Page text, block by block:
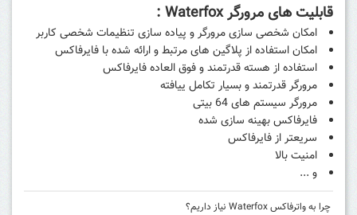
قابلیت های مرورگرWaterfox
:
امکان شخصی سازی مرورگر و پیاده سازی تنظیمات شخصی کاربر
امکان استفاده از پلاگین های مرتبط و ارائه شده با فایرفاکس
استفاده از هسته قدرتمند و فوق العاده فایرفاکس
مرورگر قدرتمند و بسیار تکامل ییافته
مرورگر سیستم های 64 بیتی
فایرفاکس بهینه سازی شده
سریعتر از فایرفاکس
امنیت بالا
و ...
چرا به واترفاکس Waterfox نیاز داریم؟